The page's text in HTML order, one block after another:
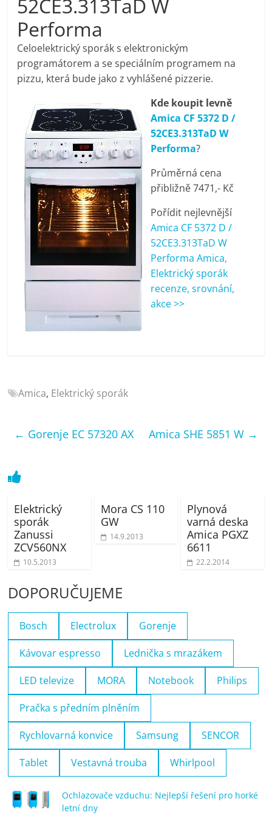
pračky,
televize,
notebooky,
mobilní
telefony,
kávovary,
bazény
Nejlepší
elektronika
porovnání
Elektro
recenze,
telefony,
52CE3.313TaD W
Performa
Celoelektrický sporák s elektronickým
programátorem a se speciálním programem na
pizzu, která bude jako z vyhlášené pizzerie.
Kde koupit levně
Amica CF 5372 D /
52CE3.313TaD W
Performa?
Průměrná cena
přibližně 7471,- Kč
Pořídit nejlevnější
Amica CF 5372 D /
52CE3.313TaD W
Performa Amica,
Elektrický sporák
recenze, srovnání,
akce >>
Amica, Elektrický sporák
← Gorenje EC 57320 AX Amica SHE 5851 W →
Elektrický
sporák
Zanussi
ZCV560NX
10.5.2013
Mora CS 110
GW
14.9.2013
Plynová
varná deska
Amica PGXZ
6611
22.2.2014
DOPORUČUJEME
Bosch Electrolux Gorenje
Kávovar espresso Lednička s mrazákem
LED televize MORA Notebook Philips
Pračka s předním plněním
Rychlovarná konvice Samsung SENCOR
Tablet Vestavná trouba Whirlpool
Ochlazovače vzduchu: Nejlepší řešení pro horké
letní dny